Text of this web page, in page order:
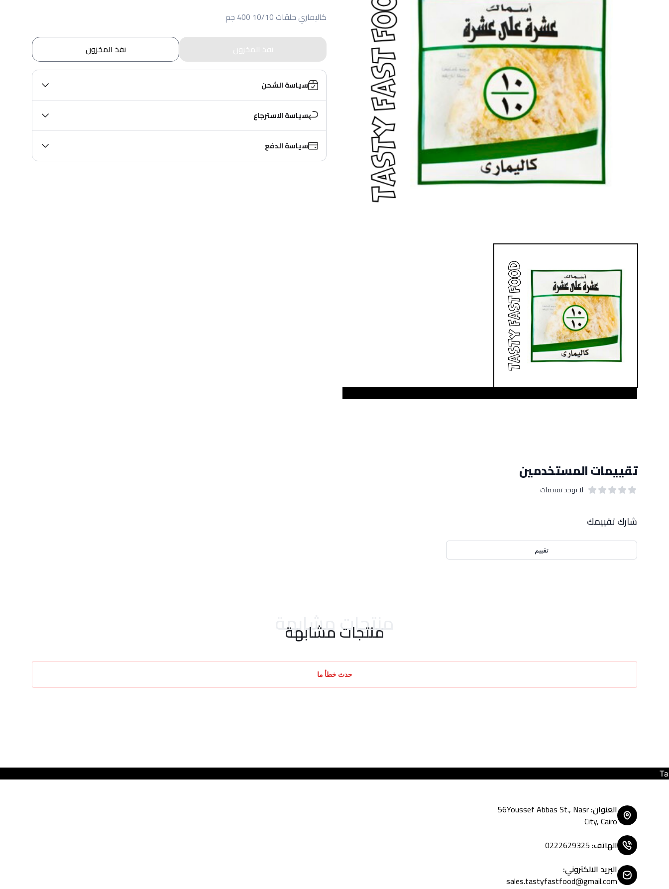
كاليماري حلقات 10/10 400 جم
نفذ المخزون نفذ المخزون
سياسة الشحن
سياسة الاسترجاع
سياسة الدفع
تقييمات المستخدمين
لا يوجد تقييمات
شارك تقييمك
تقييم
منتجات مشابهة
منتجات مشابهة
حدث خطأ ما
Tasty Fast Food ... create your
العنوان:
56Youssef Abbas St., Nasr
City, Cairo
الهاتف:
0222629325
البريد الالكتروني:
sales.tastyfastfood@gmail.com